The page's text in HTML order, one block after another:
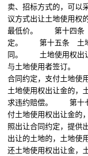
卖、招标方式的，可
议方式出让土地使用权
最低价。 第十四条
定。 第十五条 土地
同。 土地使用权出让
与土地使用者签订。
合同约定，支付土地使
土地使用权出让金的，
求违约赔偿。 第十
付土地使用权出让金的
照出让合同约定，提供
出让的土地的，土地使
还土地使用权出让金